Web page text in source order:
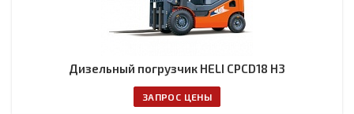
Дизельный погрузчик HELI CPCD18 H3
ЗАПРОС ЦЕНЫ